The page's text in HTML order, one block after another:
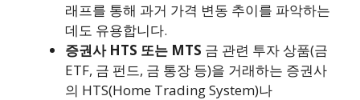
래프를 통해 과거 가격 변동 추이를 파악하는
데도 유용합니다.
증권사 HTS 또는 MTS 금 관련 투자 상품(금
ETF, 금 펀드, 금 통장 등)을 거래하는 증권사
의 HTS(Home Trading System)나